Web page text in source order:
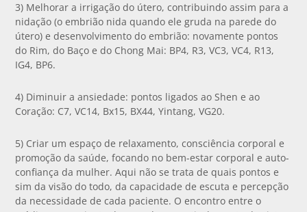
3) Melhorar a irrigação do útero, contribuindo assim para a
nidação (o embrião nida quando ele gruda na parede do
útero) e desenvolvimento do embrião: novamente pontos
do Rim, do Baço e do Chong Mai: BP4, R3, VC3, VC4, R13,
IG4, BP6.
4) Diminuir a ansiedade: pontos ligados ao Shen e ao
Coração: C7, VC14, Bx15, BX44, Yintang, VG20.
5) Criar um espaço de relaxamento, consciência corporal e
promoção da saúde, focando no bem-estar corporal e auto-
confiança da mulher. Aqui não se trata de quais pontos e
sim da visão do todo, da capacidade de escuta e percepção
da necessidade de cada paciente. O encontro entre o